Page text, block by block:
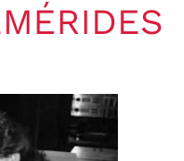
Gaby Ponchs